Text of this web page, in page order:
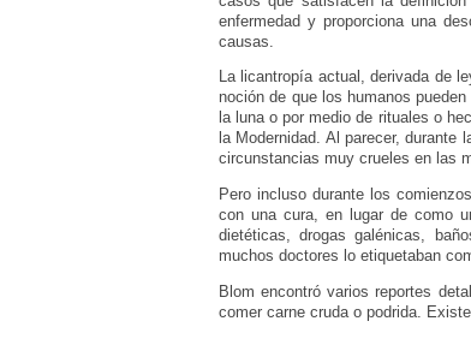
enfermedad y proporciona una
causas.
La licantropía actual, derivada de
noción de que los humanos
la luna o por medio de rituales o
la Modernidad. Al parecer,
circunstancias muy crueles en las
Pero incluso durante los
con una cura, en lugar de como
dietéticas, drogas galénicas,
muchos doctores lo etiquetaban
Blom encontró varios reportes
comer carne cruda o podrida.